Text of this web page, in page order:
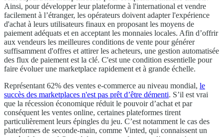
Ainsi, pour développer leur plateforme à l'international et vendre
facilement à l’étranger, les opérateurs doivent adapter l'expérience
d'achat à leurs utilisateurs finaux en proposant les moyens de
paiement adéquats et en acceptant les monnaies locales. Afin d’offrir
aux vendeurs les meilleures conditions de vente pour générer
suffisamment d'offres et attirer les acheteurs, une gestion automatisée
des flux de paiement est la clé. C'est une condition essentielle pour
faire évoluer une marketplace rapidement et à grande échelle.
Représentant 62% des ventes e-commerce au niveau mondial, le
succès des marketplaces n'est pas prêt d’être démenti. S’il est vrai
que la récession économique réduit le pouvoir d’achat et par
conséquent les ventes online, certaines plateformes tirent
particulièrement leurs épingles du jeu. C’est notamment le cas des
plateformes de seconde-main, comme Vinted, qui connaissent un